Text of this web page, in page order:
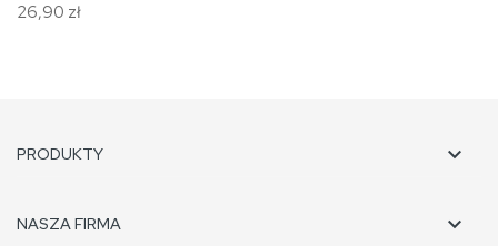
26,90 zł
PRODUKTY 
NASZA FIRMA 